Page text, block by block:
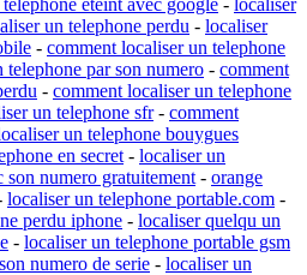
un telephone perdu - localiser
- comment localiser un telephone
telephone par son numero - comment
- comment localiser un telephone
un telephone sfr- comment
un telephone bouygues
en secret - localiser un
son numero gratuitement - orange
localiser un telephone portable.com -
perdu iphone - localiser quelqu un
- localiser un telephone portable gsm
numero de serie - localiser un